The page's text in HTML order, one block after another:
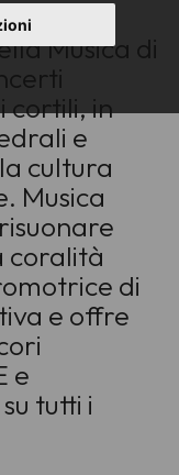
in
Musica di
cortili, in
e
cultura
Musica
coralità
di
e offre
e
tutti i